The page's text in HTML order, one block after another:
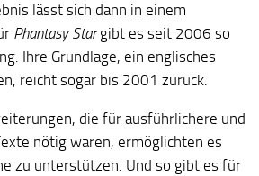
lässt sich dann in einem
Phantasy Stargibt es seit 2006 so
Ihre Grundlage, ein englisches
reicht sogar bis 2001 zurück.
die für ausführlichere und
nötig waren, ermöglichten es
zu unterstützen. Und so gibt es für